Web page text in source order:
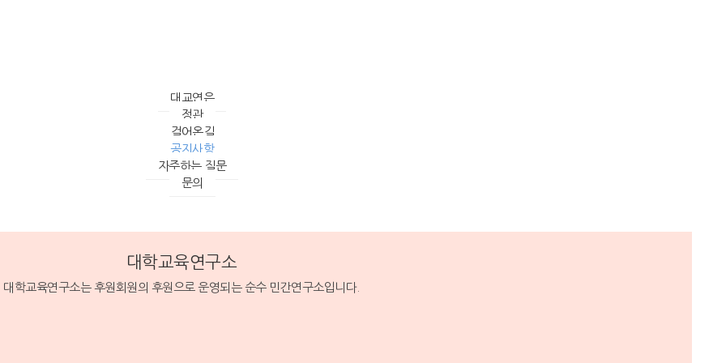
대교연은
정관
걸어온길
공지사항
자주하는 질문
문의
대학교육연구소
대학교육연구소는 후원회원의 후원으로 운영되는 순수 민간연구소입니다.